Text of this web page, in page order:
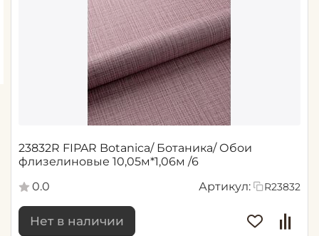
23832R FIPAR Botanica/ Ботаника/ Обои
флизелиновые 10,05м*1,06м /6
0.0
Артикул: R23832
Нет в наличии